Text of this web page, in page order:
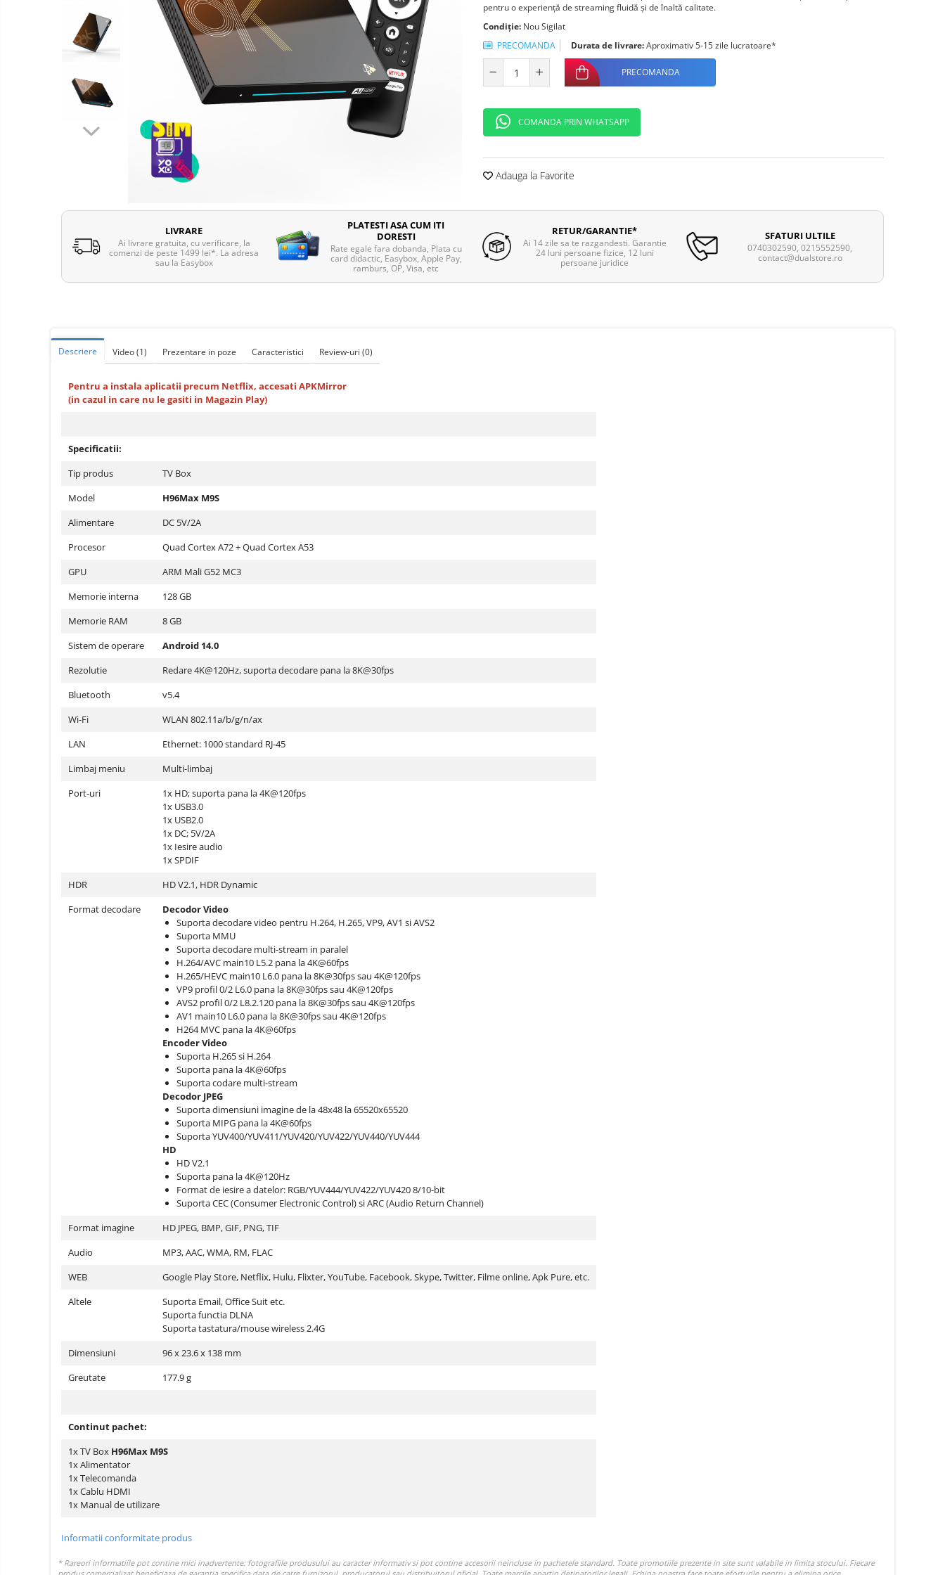
Telefoane mobile Oukitel
Telefoane mobile Ulefone
Telefoane mobile Unihertz
Telefoane mobile Blackview
Telefoane mobile OSCAL
Telefoane mobile Fossibot
Telefoane mobile iHunt
Telefoane mobile Xiaomi
Telefoane mobile AGM
Telefoane mobile ALTE
BRANDURI
Tablete PC
Tablete rezistente
Tablete pentru copii
Laptop-uri
TV si Proiectoare Smart
Camere auto, home si sport
Camere auto DVR
Supraveghere
Casti Profesionale
si Inele
Inel Smart
Accesorii Smartwatch
Trotinete
electrice
accesorii
Panouri solare portabile
Statii incarcare masini
Media player cu Android
resigilate
Termometre
pentru o experiență de streaming fluidă și de înaltă calitate.
Condiție: Nou Sigilat
PRECOMANDA
Durata de livrare:Aproximativ 5-15 zile lucratoare*
PRECOMANDA
COMANDA PRIN WHATSAPP
Adauga la Favorite
LIVRARE
Ai livrare gratuita, cu verificare, la
comenzi de peste 1499 lei*. La adresa
sau la Easybox
PLATESTI ASA CUM ITI
DORESTI
Rate egale fara dobanda, Plata cu
card didactic, Easybox, Apple Pay,
ramburs, OP, Visa, etc
RETUR/GARANTIE*
Ai 14 zile sa te razgandesti. Garantie
24 luni persoane fizice, 12 luni
persoane juridice
SFATURI ULTILE
0740302590, 0215552590,
contact@dualstore.ro
Descriere Video(1) Prezentare in poze Caracteristici Review-uri (0)
Pentru a instala aplicatii precum Netflix, accesati APKMirror
(in cazul in care nu le gasiti in Magazin Play)
Specificatii:
Tip produs
TV Box
Model
H96Max M9S
Alimentare
DC 5V/2A
Procesor
Quad Cortex A72 + Quad Cortex A53
GPU
ARM Mali G52 MC3
Memorie interna
128 GB
Memorie RAM
8 GB
Sistem de operare
Android 14.0
Rezolutie
Redare 4K@120Hz, suporta decodare pana la 8K@30fps
Bluetooth
v5.4
Wi-Fi
WLAN 802.11a/b/g/n/ax
LAN
Ethernet: 1000 standard RJ-45
Limbaj meniu
Multi-limbaj
Port-uri
1x HD; suporta pana la 4K@120fps
1x USB3.0
1x USB2.0
1x DC; 5V/2A
1x Iesire audio
1x SPDIF
HDR
HD V2.1, HDR Dynamic
Format decodare
Decodor Video
Suporta decodare video pentru H.264, H.265, VP9, AV1 si AVS2
Suporta MMU
Suporta decodare multi-stream in paralel
H.264/AVC main10 L5.2 pana la 4K@60fps
H.265/HEVC main10 L6.0 pana la 8K@30fps sau 4K@120fps
VP9 profil 0/2 L6.0 pana la 8K@30fps sau 4K@120fps
AVS2 profil 0/2 L8.2.120 pana la 8K@30fps sau 4K@120fps
AV1 main10 L6.0 pana la 8K@30fps sau 4K@120fps
H264 MVC pana la 4K@60fps
Encoder Video
Suporta H.265 si H.264
Suporta pana la 4K@60fps
Suporta codare multi-stream
Decodor JPEG
Suporta dimensiuni imagine de la 48x48 la 65520x65520
Suporta MIPG pana la 4K@60fps
Suporta YUV400/YUV411/YUV420/YUV422/YUV440/YUV444
HD
HD V2.1
Suporta pana la 4K@120Hz
Format de iesire a datelor: RGB/YUV444/YUV422/YUV420 8/10-bit
Suporta CEC (Consumer Electronic Control) si ARC (Audio Return Channel)
Format imagine
HD JPEG, BMP, GIF, PNG, TIF
Audio
MP3, AAC, WMA, RM, FLAC
WEB
Google Play Store, Netflix, Hulu, Flixter, YouTube, Facebook, Skype, Twitter, Filme online, Apk Pure, etc.
Altele
Suporta Email, Office Suit etc.
Suporta functia DLNA
Suporta tastatura/mouse wireless 2.4G
Dimensiuni
96 x 23.6 x 138 mm
Greutate
177.9 g
Continut pachet:
1x TV Box H96Max M9S
1x Alimentator
1x Telecomanda
1x Cablu HDMI
1x Manual de utilizare
Informatii conformitate produs